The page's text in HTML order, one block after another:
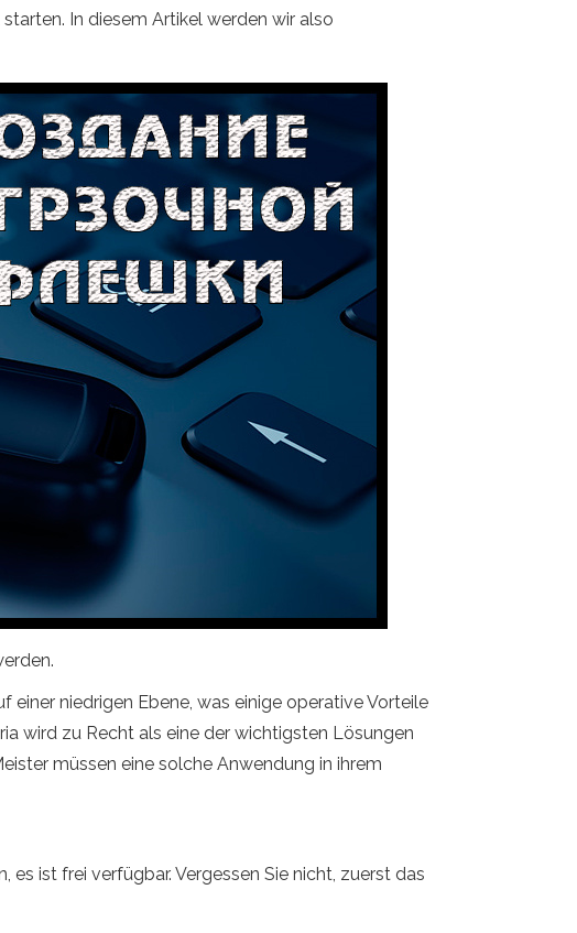
In diesem Artikel werden wir also
niedrigen Ebene, was einige operative Vorteile
wird zu Recht als eine der wichtigsten Lösungen
müssen eine solche Anwendung in ihrem
ist frei verfügbar. Vergessen Sie nicht, zuerst das